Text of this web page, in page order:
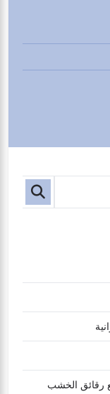
رقائق الخشب